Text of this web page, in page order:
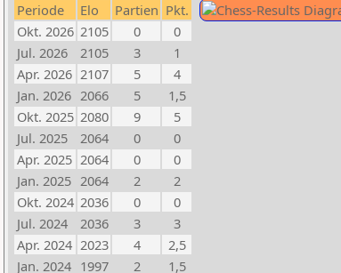
Periode Elo Partien Pkt.
Okt. 2026 2105 0
0
Jul. 2026
2105 3
1
Apr. 2026 2107 5
4
Jan. 2026 2066 5
1,5
Okt. 2025 2080 9
5
Jul. 2025
2064 0
0
Apr. 2025 2064 0
0
Jan. 2025 2064 2
2
Okt. 2024 2036 0
0
Jul. 2024
2036 3
3
Apr. 2024 2023 4
2,5
Jan. 2024 1997 2 1,5